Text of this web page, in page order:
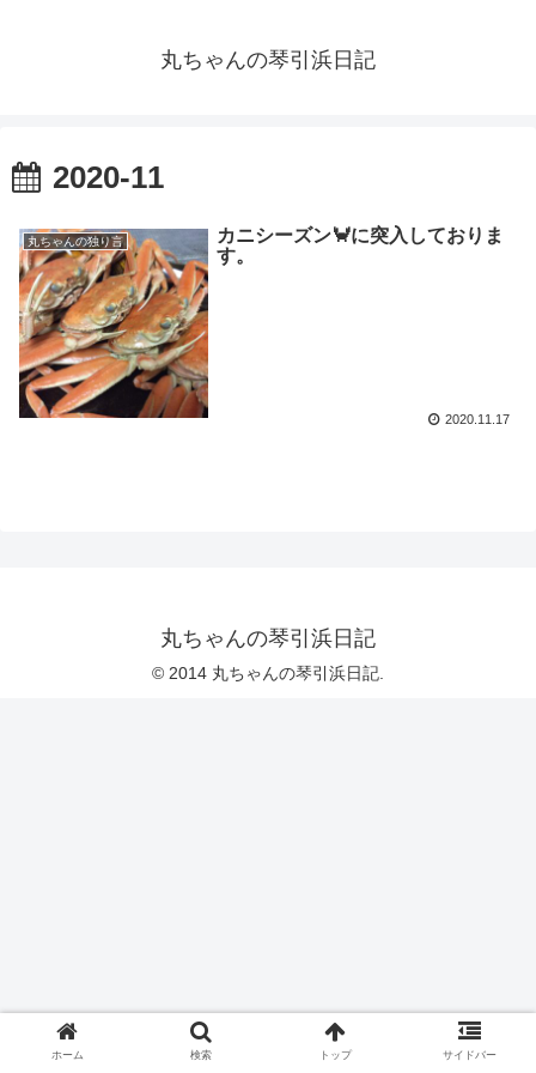
丸ちゃんの琴引浜日記
2020-11
丸ちゃんの独り言
カニシーズン🦀に突入しておりま
す。
2020.11.17
丸ちゃんの琴引浜日記
© 2014 丸ちゃんの琴引浜日記.
ホーム 検索 トップ サイドバー